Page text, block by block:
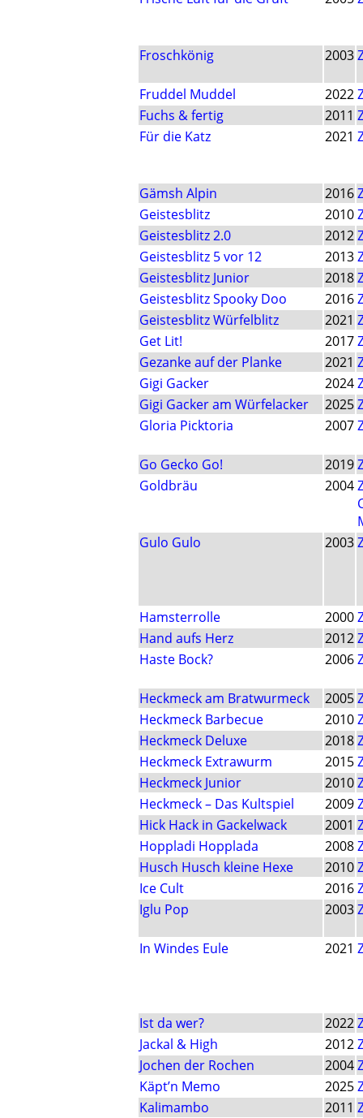
Froschkönig 2003
Fruddel Muddel 2022
Fuchs & fertig
2011
Für die Katz
2021
Gämsh Alpin 2016
Geistesblitz
2010
Geistesblitz 2.0
2012
Geistesblitz 5 vor 12
2013
Geistesblitz Junior
2018
Geistesblitz Spooky Doo
2016
Geistesblitz Würfelblitz
2021
Get Lit!
2017
Gezanke auf der Planke
2021
Gigi Gacker
2024
Gigi Gacker am Würfelacker
2025
Gloria Picktoria
2007
Go Gecko Go! 2019
Goldbräu
2004
Gulo Gulo
2003
Hamsterrolle 2000
Hand aufs Herz
2012
Haste Bock?
2006
Heckmeck am Bratwurmeck 2005
Heckmeck Barbecue
2010
Heckmeck Deluxe
2018
Heckmeck Extrawurm
2015
Heckmeck Junior
2010
Heckmeck – Das Kultspiel
2009
Hick Hack in Gackelwack
2001
Hoppladi Hopplada
2008
Husch Husch kleine Hexe
2010
Ice Cult
2016
Iglu Pop
2003
In Windes Eule 2021
Ist da wer? 2022
Jackal & High
2012
Jochen der Rochen
2004
Käpt’n Memo
2025
Kalimambo
2011